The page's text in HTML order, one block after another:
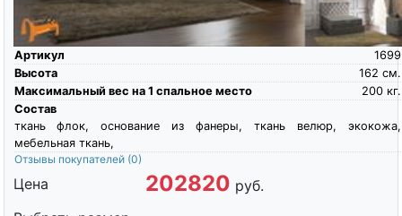
Артикул
1699
Высота
см.
162
Максимальный вес на 1 спальное место
кг.
200
Состав
ткань флок, основание из фанеры, ткань велюр, экокожа,
мебельная ткань,
Отзывы покупателей (0)
Цена 202820 руб.